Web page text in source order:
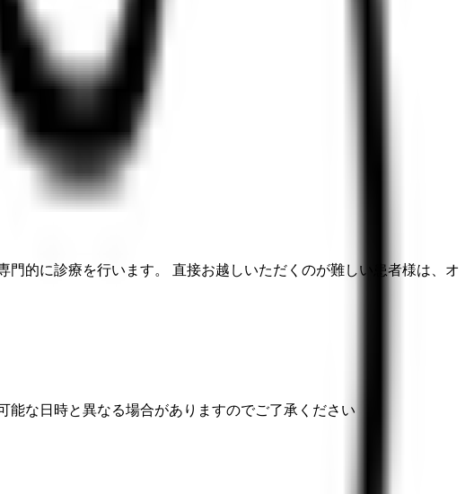
的に診療を行います。 直接お越しいただくのが難しい患者様は、オ
な日時と異なる場合がありますのでご了承ください